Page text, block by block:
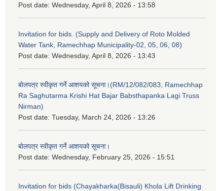
Post date: Wednesday, April 8, 2026 - 13:58
Invitation for bids. (Supply and Delivery of Roto Molded
Water Tank, Ramechhap Municipality-02, 05, 06, 08)
Post date: Wednesday, April 8, 2026 - 13:43
बोलपत्र स्वीकृत गर्ने आशयको सूचना।(RM/12/082/083, Ramechhap
Ra Saghutarma Krishi Hat Bajar Babsthapanka Lagi Truss
Nirman)
Post date: Tuesday, March 24, 2026 - 13:26
बोलपत्र स्वीकृत गर्ने आशयको सूचना।
Post date: Wednesday, February 25, 2026 - 15:51
Invitation for bids (Chayakharka(Bisauli) Khola Lift Drinking